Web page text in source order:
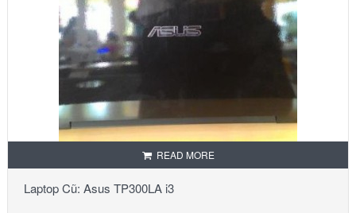
READ MORE
Laptop Cũ: Asus TP300LA i3